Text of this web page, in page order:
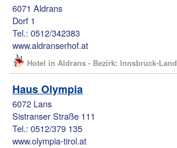
6071 Aldrans
Dorf 1
Tel.: 0512/342383
www.aldranserhof.at
Hotel in Aldrans - Bezirk: Innsbruck-Land
Haus Olympia
6072 Lans
Sistranser Straße 111
Tel.: 0512/379 135
www.olympia-tirol.at